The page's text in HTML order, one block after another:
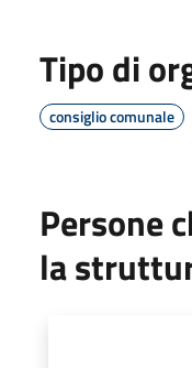
Tipo di
consiglio comunale
Persone
la